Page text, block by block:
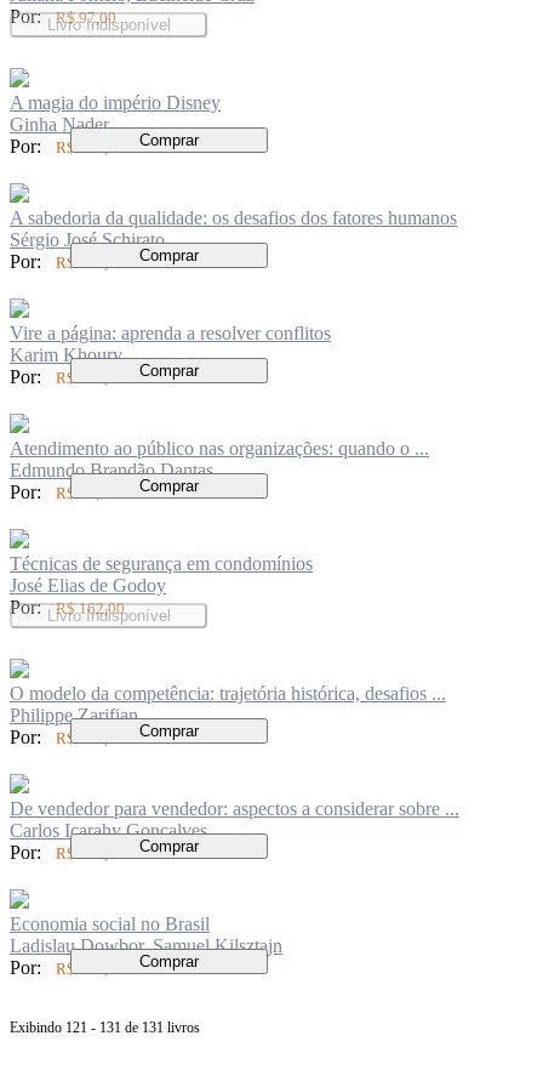
Por:
R$ 97,00
Livro Indisponível
A magia do império Disney
Ginha Nader
Por:
R$ 126,00 Comprar
A sabedoria da qualidade: os desafios dos fatores humanos
Sérgio José Schirato
Por:
R$ 104,00 Comprar
Vire a página: aprenda a resolver conflitos
Karim Khoury
Por:
R$ 104,00 Comprar
Atendimento ao público nas organizações: quando o ...
Edmundo Brandão Dantas
Por:
R$ 84,00 Comprar
Técnicas de segurança em condomínios
José Elias de Godoy
Por:
R$ 162,00
Livro Indisponível
O modelo da competência: trajetória histórica, desafios ...
Philippe Zarifian
Por:
R$ 110,00 Comprar
De vendedor para vendedor: aspectos a considerar sobre ...
Carlos Icarahy Gonçalves
Por:
R$ 140,00 Comprar
Economia social no Brasil
Ladislau Dowbor, Samuel Kilsztajn
Por:
R$ 115,00 Comprar
Exibindo 121 - 131 de 131 livros